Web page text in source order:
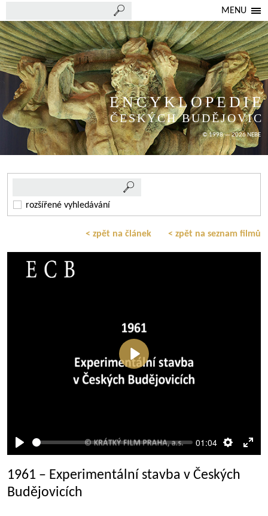
MENU
ENCYKLOPEDIE
ČESKÝCH BUDĚJOVIC
© 1998 — 2026 NEBE
rozšířené vyhledávání
< zpět na článek < zpět na seznam filmů
Přehrát
01:04
Přehrát
1961 – Experimentální stavba v Českých
Budějovicích